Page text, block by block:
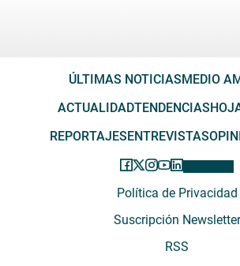
ÚLTIMAS NOTICIASMEDIO
ACTUALIDADTENDENCIAS
REPORTAJESENTREVISTAS
Política de Privacidad
Suscripción Newsletter
RSS